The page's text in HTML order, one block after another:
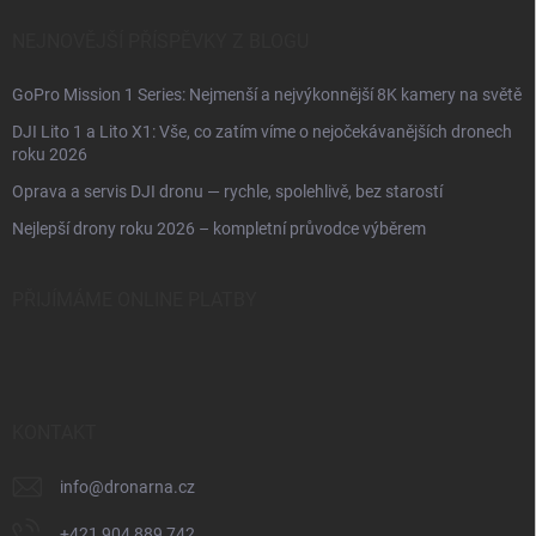
GoPro Mission 1 Series: Nejmenší a nejvýkonnější 8K kamery na světě
DJI Lito 1 a Lito X1: Vše, co zatím víme o nejočekávanějších dronech
roku 2026
Oprava a servis DJI dronu — rychle, spolehlivě, bez starostí
Nejlepší drony roku 2026 – kompletní průvodce výběrem
info@dronarna.cz